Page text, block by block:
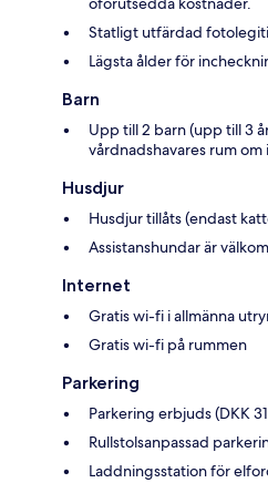
Statligt utfärdad
Lägsta ålder för
Barn
Upp till 2 barn (upp till 3
vårdnadshavares rum
Husdjur
Husdjur tillåts (endast
Assistanshundar är
Internet
Gratis wi-fi i allmänna
Gratis wi-fi på rummen
Parkering
Parkering erbjuds (DKK
Rullstolsanpassad
Laddningsstation för